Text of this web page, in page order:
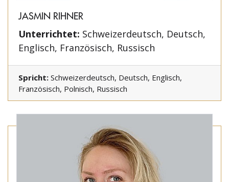
JASMIN RIHNER
Unterrichtet: Schweizerdeutsch, Deutsch,
Englisch, Französisch, Russisch
Spricht: Schweizerdeutsch, Deutsch, Englisch,
Französisch, Polnisch, Russisch